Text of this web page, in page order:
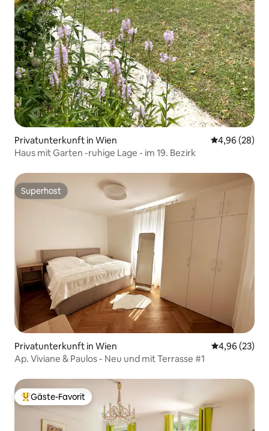
Privatunterkunft in Wien
4,96 (28)
Haus mit Garten -ruhige Lage - im 19. Bezirk
Superhost
Superhost
Privatunterkunft in Wien
4,96 (23)
Ap. Viviane & Paulos - Neu und mit Terrasse #1
Beliebter Gäste-Favorit.
Gäste-Favorit